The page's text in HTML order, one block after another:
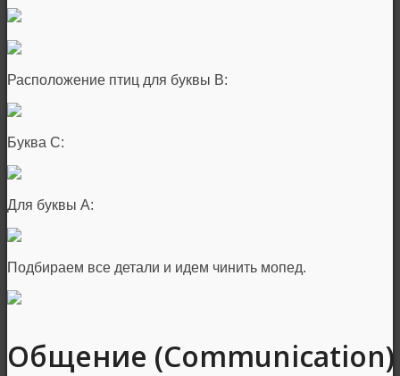
Расположение птиц для буквы В:
Буква С:
Для буквы А:
Подбираем все детали и идем чинить мопед.
Общение (Communication)